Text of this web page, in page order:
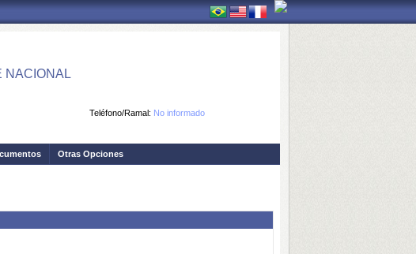
NACIONAL
Teléfono/Ramal: No informado
Otras Opciones